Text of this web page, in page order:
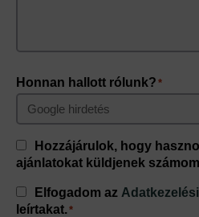
Honnan hallott rólunk? *
Consent
Hozzájárulok, hogy
ajánlatokat küldjenek
Consent*
Elfogadom az
leírtakat.*